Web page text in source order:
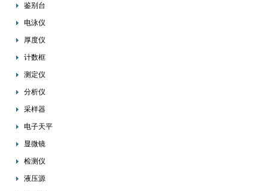
鉴别台
电泳仪
厚度仪
计数框
测定仪
分析仪
采样器
电子天平
显微镜
检测仪
液压源